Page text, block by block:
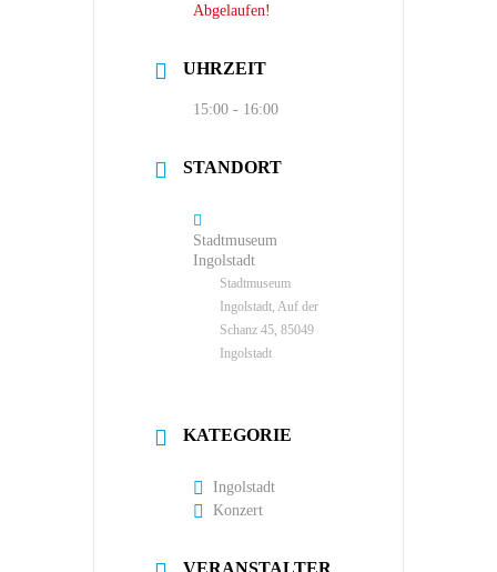
Abgelaufen!
UHRZEIT
15:00 - 16:00
STANDORT
Stadtmuseum
Ingolstadt
Stadtmuseum
Ingolstadt, Auf der
Schanz 45, 85049
Ingolstadt
KATEGORIE
Ingolstadt
Konzert
VERANSTALTER